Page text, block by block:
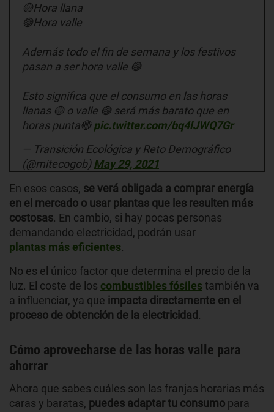
🟡Hora llana
🟢Hora valle
Además todo el fin de semana y los festivos
pasan a ser hora valle 🟢
Esto significa que el consumo en las horas
llanas 🟡 o valle 🟢 será más barato que en
horas punta🔴pic.twitter.com/bq4lJWQ7Gr
— Transición Ecológica y Reto Demográfico
(@mitecogob)May 29, 2021
En esos casos, se verá obligada a comprar energía
en el mercado o usar plantas que les resulten más
costosas. En cambio, si hay pocas personas
demandando electricidad, podrán usar
plantas más eficientes.
No es el único factor que determina el precio de la
luz. El coste de los combustibles fósilestambién va
a influenciar, ya que impacta directamente en el
proceso de obtención de la electricidad .
Cómo aprovecharse de las horas valle para
ahorrar
Ahora que sabes cuáles son las franjas horarias más
caras y baratas, puedes adaptar tu consumo para